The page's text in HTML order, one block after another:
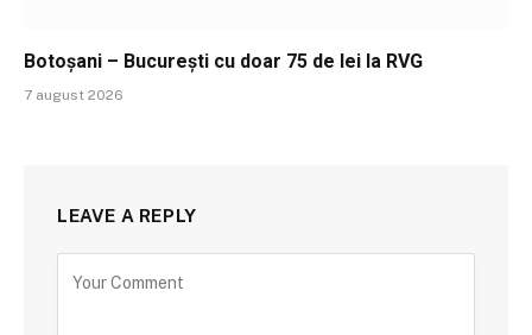
Botoșani – București cu doar 75 de lei la RVG
7 august 2026
LEAVE A REPLY